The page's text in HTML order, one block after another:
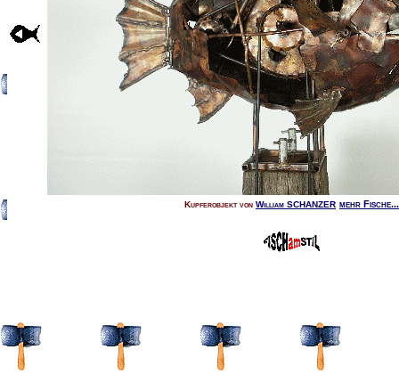
Kupferobjekt von William SCHANZER mehr Fische...